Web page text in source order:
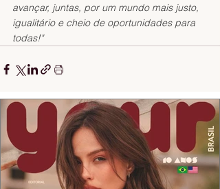
avançar, juntas, por um mundo mais justo,
igualitário e cheio de oportunidades para
todas!"